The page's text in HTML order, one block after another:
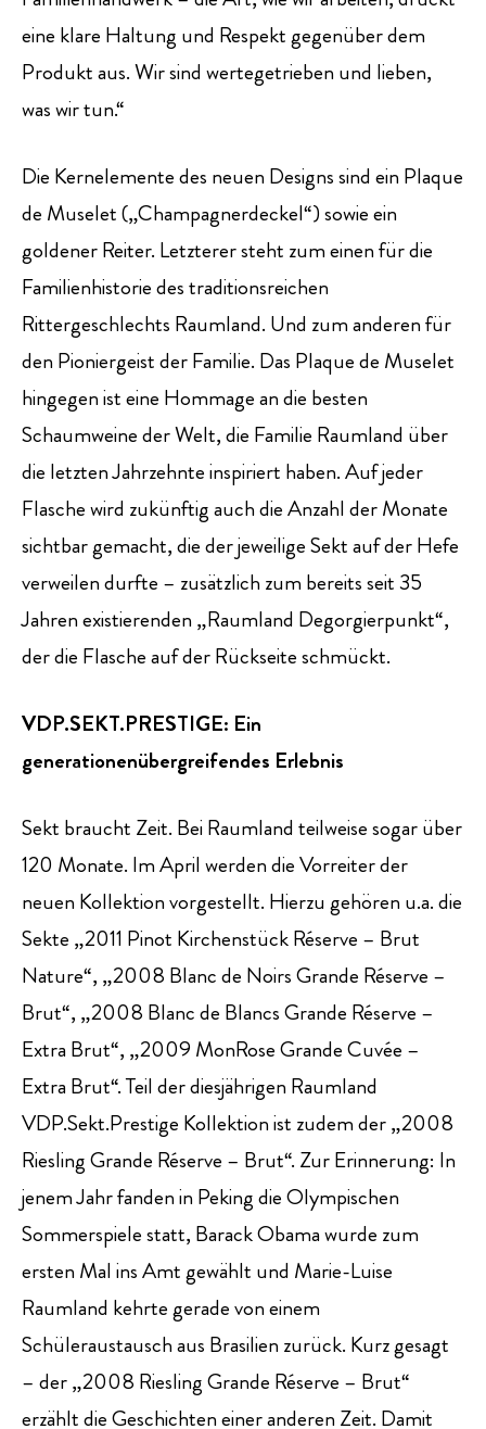
eine klare Haltung und Respekt gegenüber dem
Produkt aus. Wir sind wertegetrieben und lieben,
was wir tun.“
Die Kernelemente des neuen Designs sind ein Plaque
de Muselet („Champagnerdeckel“) sowie ein
goldener Reiter. Letzterer steht zum einen für die
Familienhistorie des traditionsreichen
Rittergeschlechts Raumland. Und zum anderen für
den Pioniergeist der Familie. Das Plaque de Muselet
hingegen ist eine Hommage an die besten
Schaumweine der Welt, die Familie Raumland über
die letzten Jahrzehnte inspiriert haben. Auf jeder
Flasche wird zukünftig auch die Anzahl der Monate
sichtbar gemacht, die der jeweilige Sekt auf der Hefe
verweilen durfte – zusätzlich zum bereits seit 35
Jahren existierenden „Raumland Degorgierpunkt“,
der die Flasche auf der Rückseite schmückt.
VDP.SEKT.PRESTIGE: Ein
generationenübergreifendes Erlebnis
Sekt braucht Zeit. Bei Raumland teilweise sogar über
120 Monate. Im April werden die Vorreiter der
neuen Kollektion vorgestellt. Hierzu gehören u.a. die
Sekte „2011 Pinot Kirchenstück Réserve – Brut
Nature“, „2008 Blanc de Noirs Grande Réserve –
Brut“, „2008 Blanc de Blancs Grande Réserve –
Extra Brut“, „2009 MonRose Grande Cuvée –
Extra Brut“. Teil der diesjährigen Raumland
VDP.Sekt.Prestige Kollektion ist zudem der „2008
Riesling Grande Réserve – Brut“. Zur Erinnerung: In
jenem Jahr fanden in Peking die Olympischen
Sommerspiele statt, Barack Obama wurde zum
ersten Mal ins Amt gewählt und Marie-Luise
Raumland kehrte gerade von einem
Schüleraustausch aus Brasilien zurück. Kurz gesagt
– der „2008 Riesling Grande Réserve – Brut“
erzählt die Geschichten einer anderen Zeit. Damit